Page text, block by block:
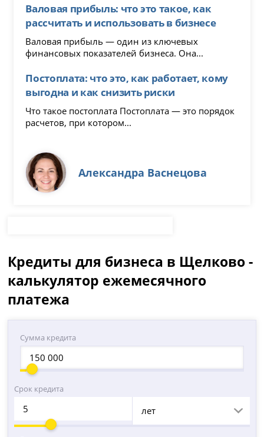
Валовая прибыль: что это такое, как
рассчитать и использовать в бизнесе
Валовая прибыль — один из ключевых
финансовых показателей бизнеса. Она...
Постоплата: что это, как работает, кому
выгодна и как снизить риски
Что такое постоплата Постоплата — это порядок
расчетов, при котором...
Александра Васнецова
Кредиты для бизнеса в Щелково -
калькулятор ежемесячного
платежа
Сумма кредита
Срок кредита
лет